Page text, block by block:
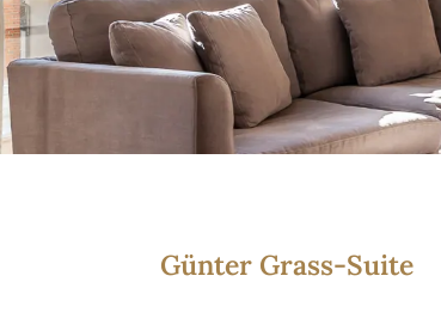
Günter Grass-Suite